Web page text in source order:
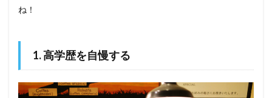
ね！
1. 高学歴を自慢する